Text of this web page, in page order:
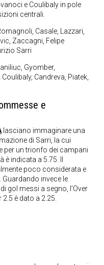
e Coulibaly in pole
centrali.
Casale, Lazzari,
Zaccagni, Felipe
Sarri
Gyomber,
Candreva, Piatek,
e
lasciano immaginare una
di Sarri, la cui
per un trionfo dei campani
indicata a 5.75. Il
poco considerata e
Guardando invece le
gol messi a segno, l’Over
2.5 è dato a 2.25.